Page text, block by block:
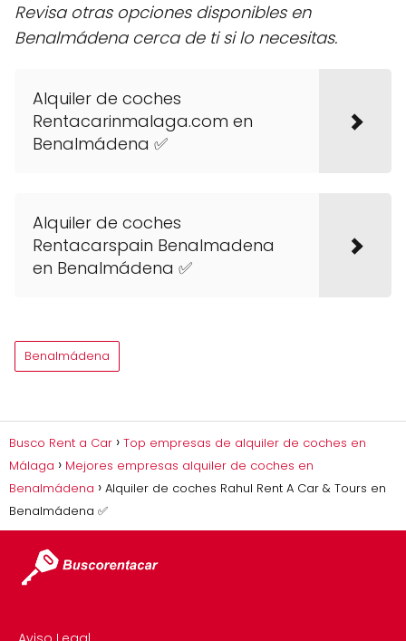
Revisa otras opciones disponibles en
Benalmádena cerca de ti si lo necesitas.
Alquiler de coches
Rentacarinmalaga.com en
Benalmádena ✅
Alquiler de coches
Rentacarspain Benalmadena
en Benalmádena ✅
Benalmádena
Busco Rent a Car
Top empresas de alquiler de coches en
Málaga
Mejores empresas alquiler de coches en
Benalmádena
Alquiler de coches Rahul Rent A Car & Tours en
Benalmádena ✅